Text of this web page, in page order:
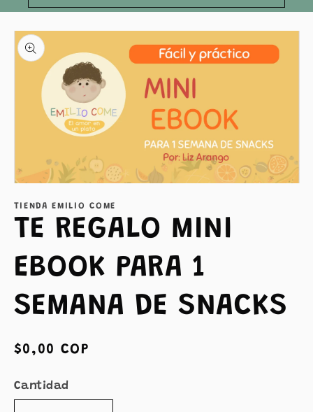
directamente
a la
información
del producto
multimedia
1
en
una
modal
TIENDA EMILIO COME
TE REGALO MINI
EBOOK PARA 1
SEMANA DE SNACKS
Precio
$0,00 COP
Cantidad